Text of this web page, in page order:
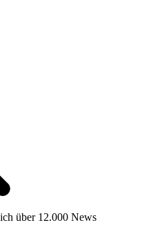
über 12.000 News